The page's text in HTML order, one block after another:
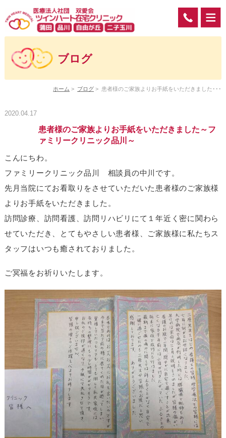
ブログ
ホーム > ブログ > 患者様のご家族よりお手紙をいただきました･･･
2020.04.17
患者様のご家族よりお手紙をいただきました～フ
ァミリークリニック品川～
こんにちわ。
ファミリークリニック品川 相談員の中川です。
先月当院にてお看取りをさせていただいた患者様のご家族様
よりお手紙をいただきました。
訪問診療、訪問看護、訪問リハビリにて１年近く密に関わら
せていただき、とてもやさしい患者様、ご家族様に私たちス
タッフはいつも癒されておりました。
ご冥福をお祈りいたします。